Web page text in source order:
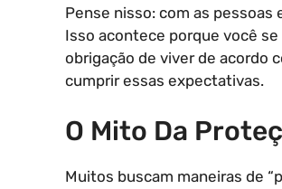
Pense nisso: com as
Isso acontece porque você
obrigação de viver de acordo
cumprir essas expectativas.
O Mito Da
Muitos buscam maneiras de